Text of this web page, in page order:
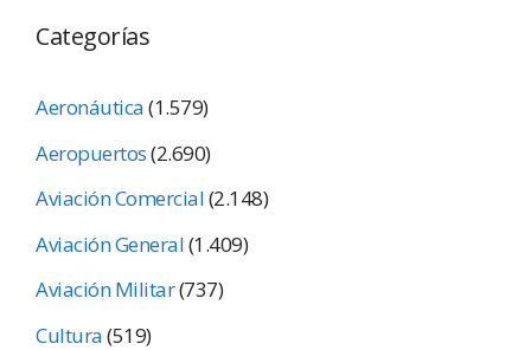
Categorías
Aeronáutica(1.579)
Aeropuertos(2.690)
Aviación Comercial(2.148)
Aviación General(1.409)
Aviación Militar(737)
Cultura(519)